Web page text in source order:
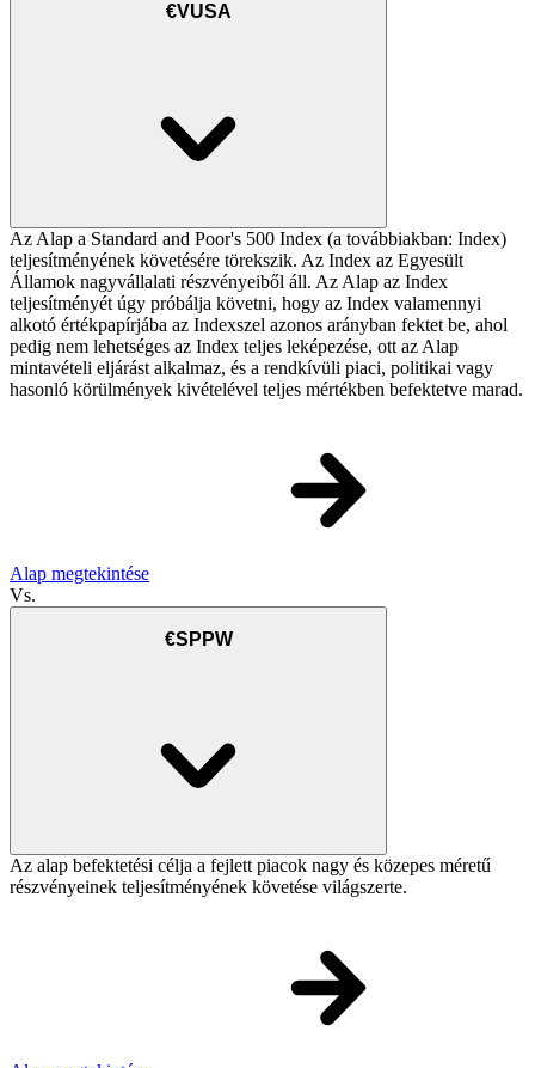
€VUSA
Az Alap a Standard and Poor's 500 Index (a továbbiakban: Index)
teljesítményének követésére törekszik. Az Index az Egyesült
Államok nagyvállalati részvényeiből áll. Az Alap az Index
teljesítményét úgy próbálja követni, hogy az Index valamennyi
alkotó értékpapírjába az Indexszel azonos arányban fektet be, ahol
pedig nem lehetséges az Index teljes leképezése, ott az Alap
mintavételi eljárást alkalmaz, és a rendkívüli piaci, politikai vagy
hasonló körülmények kivételével teljes mértékben befektetve marad.
Alap megtekintése
Vs.
€SPPW
Az alap befektetési célja a fejlett piacok nagy és közepes méretű
részvényeinek teljesítményének követése világszerte.